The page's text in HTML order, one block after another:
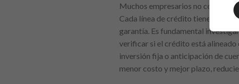
Muchos empresarios no
Cada línea de crédito tiene
garantía. Es fundamental
verificar si el crédito está alineado
inversión fija o anticipación de
menor costo y mejor plazo,